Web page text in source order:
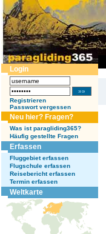
Login
Registrieren
Passwort vergessen
Neu hier? Fragen?
Was ist paragliding365?
Häufig gestellte Fragen
Erfassen
Fluggebiet erfassen
Flugschule erfassen
Reisebericht erfassen
Termin erfassen
Weltkarte